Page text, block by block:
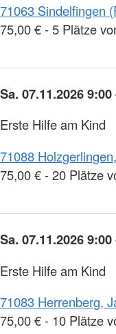
71063 Sindelfingen
75,00 € - 5 Plätze
Sa. 07.11.2026
Erste Hilfe am Kind
71088
75,00 € - 20 Plätze
Sa. 07.11.2026
Erste Hilfe am Kind
71083 Herrenberg,
75,00 € - 10 Plätze